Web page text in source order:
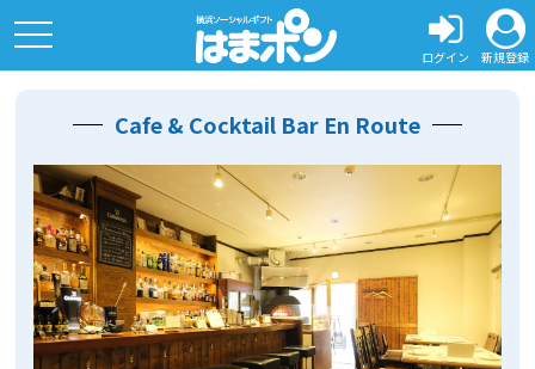
ログイン 新規登録
toggle
navigation
Cafe & Cocktail Bar En Route